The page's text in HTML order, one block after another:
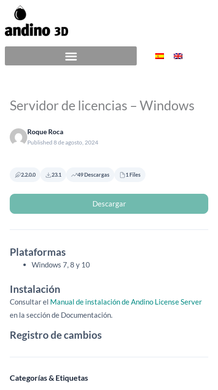
contenido
Servidor de licencias – Windows
Roque Roca
Published 8 de agosto, 2024
2.2.0.0 23.1 49 Descargas 1 Files
Descargar
Plataformas
Windows 7, 8 y 10
Instalación
Consultar el Manual de instalación de Andino License Server
en la sección de Documentación.
Registro de cambios
Categorías & Etiquetas